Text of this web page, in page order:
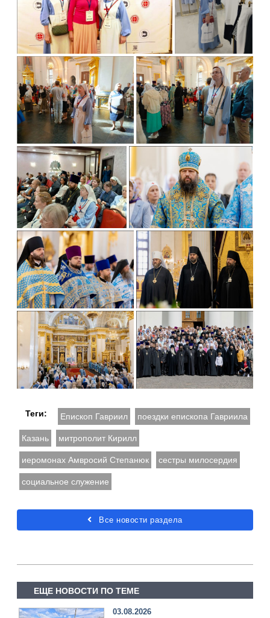
Теги: Епископ Гавриил поездки епископа Гавриила
Казань митрополит Кирилл
иеромонах Амвросий Степанюк сестры милосердия
социальное служение
Все новости раздела
ЕЩЕ НОВОСТИ ПО ТЕМЕ
03.08.2026